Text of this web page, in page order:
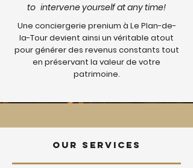
to intervene yourself at any time!
Une conciergerie prenium à Le Plan-de-
la-Tour devient ainsi un véritable atout
pour générer des revenus constants tout
en préservant la valeur de votre
patrimoine.
Our services